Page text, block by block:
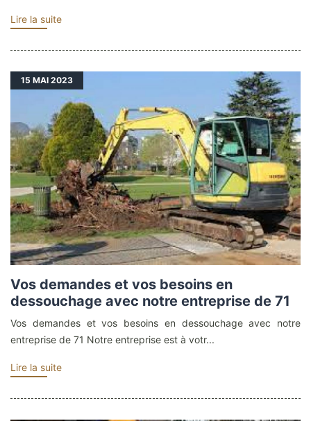
Lire la suite
15 MAI 2023
Vos demandes et vos besoins en
dessouchage avec notre entreprise de 71
Vos demandes et vos besoins en dessouchage avec notre
entreprise de 71 Notre entreprise est à votr...
Lire la suite